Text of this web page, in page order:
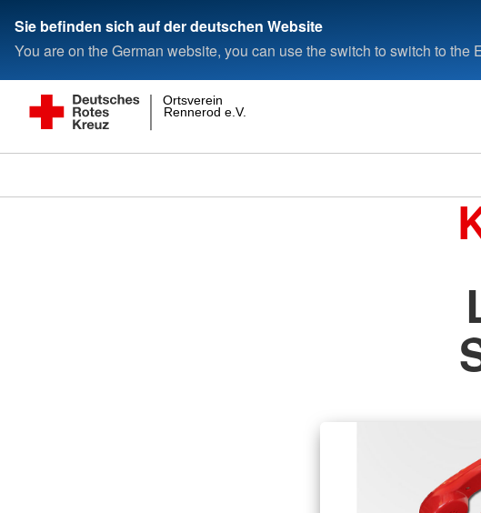
Sie befinden sich auf der deutschen Website
You are on the German website, you can use the switch to switch to the
Rennerod e.V.
Ortsverein